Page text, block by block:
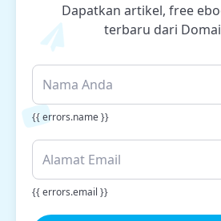
Dapatkan artikel, free
terbaru dari
{{ errors.name }}
{{ errors.email }}